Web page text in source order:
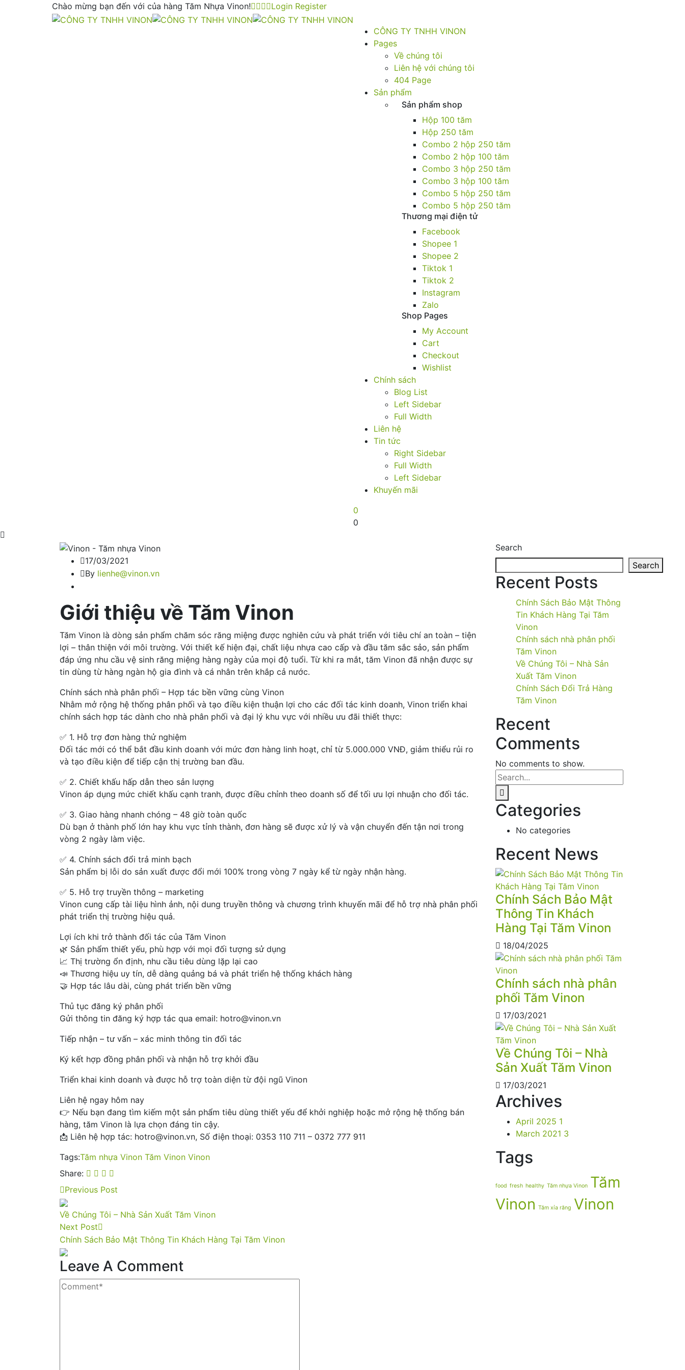
Chào mừng bạn đến với của hàng Tăm Nhựa Vinon! Login Register
CÔNG TY TNHH VINON
Pages
Về chúng tôi
Liên hệ với chúng tôi
404 Page
Sản phẩm
Sản phẩm shop
Hộp 100 tăm
Hộp 250 tăm
Combo 2 hộp 250 tăm
Combo 2 hộp 100 tăm
Combo 3 hộp 250 tăm
Combo 3 hộp 100 tăm
Combo 5 hộp 250 tăm
Combo 5 hộp 250 tăm
Thương mại điện tử
Facebook
Shopee 1
Shopee 2
Tiktok 1
Tiktok 2
Instagram
Zalo
Shop Pages
My Account
Cart
Checkout
Wishlist
Chính sách
Blog List
Left Sidebar
Full Width
Liên hệ
Tin tức
Right Sidebar
Full Width
Left Sidebar
Khuyến mãi
0
0
17/03/2021
By lienhe@vinon.vn
Giới thiệu về Tăm Vinon
Tăm Vinon là dòng sản phẩm chăm sóc răng miệng được nghiên cứu và phát triển với tiêu chí an toàn – tiện
lợi – thân thiện với môi trường. Với thiết kế hiện đại, chất liệu nhựa cao cấp và đầu tăm sắc sảo, sản phẩm
đáp ứng nhu cầu vệ sinh răng miệng hàng ngày của mọi độ tuổi. Từ khi ra mắt, tăm Vinon đã nhận được sự
tin dùng từ hàng ngàn hộ gia đình và cá nhân trên khắp cả nước.
Chính sách nhà phân phối – Hợp tác bền vững cùng Vinon
Nhằm mở rộng hệ thống phân phối và tạo điều kiện thuận lợi cho các đối tác kinh doanh, Vinon triển khai
chính sách hợp tác dành cho nhà phân phối và đại lý khu vực với nhiều ưu đãi thiết thực:
✅ 1. Hỗ trợ đơn hàng thử nghiệm
Đối tác mới có thể bắt đầu kinh doanh với mức đơn hàng linh hoạt, chỉ từ 5.000.000 VNĐ, giảm thiểu rủi ro
và tạo điều kiện để tiếp cận thị trường ban đầu.
✅ 2. Chiết khấu hấp dẫn theo sản lượng
Vinon áp dụng mức chiết khấu cạnh tranh, được điều chỉnh theo doanh số để tối ưu lợi nhuận cho đối tác.
✅ 3. Giao hàng nhanh chóng – 48 giờ toàn quốc
Dù bạn ở thành phố lớn hay khu vực tỉnh thành, đơn hàng sẽ được xử lý và vận chuyển đến tận nơi trong
vòng 2 ngày làm việc.
✅ 4. Chính sách đổi trả minh bạch
Sản phẩm bị lỗi do sản xuất được đổi mới 100% trong vòng 7 ngày kể từ ngày nhận hàng.
✅ 5. Hỗ trợ truyền thông – marketing
Vinon cung cấp tài liệu hình ảnh, nội dung truyền thông và chương trình khuyến mãi để hỗ trợ nhà phân phối
phát triển thị trường hiệu quả.
Lợi ích khi trở thành đối tác của Tăm Vinon
🌿 Sản phẩm thiết yếu, phù hợp với mọi đối tượng sử dụng
📈 Thị trường ổn định, nhu cầu tiêu dùng lặp lại cao
📣 Thương hiệu uy tín, dễ dàng quảng bá và phát triển hệ thống khách hàng
🤝 Hợp tác lâu dài, cùng phát triển bền vững
Thủ tục đăng ký phân phối
Gửi thông tin đăng ký hợp tác qua email: hotro@vinon.vn
Tiếp nhận – tư vấn – xác minh thông tin đối tác
Ký kết hợp đồng phân phối và nhận hỗ trợ khởi đầu
Triển khai kinh doanh và được hỗ trợ toàn diện từ đội ngũ Vinon
Liên hệ ngay hôm nay
👉 Nếu bạn đang tìm kiếm một sản phẩm tiêu dùng thiết yếu để khởi nghiệp hoặc mở rộng hệ thống bán
hàng, tăm Vinon là lựa chọn đáng tin cậy.
📩 Liên hệ hợp tác: hotro@vinon.vn, Số điện thoại: 0353 110 711 – 0372 777 911
Tags:Tăm nhựa Vinon Tăm Vinon Vinon
Share:
Previous Post
Về Chúng Tôi – Nhà Sản Xuất Tăm Vinon
Next Post
Chính Sách Bảo Mật Thông Tin Khách Hàng Tại Tăm Vinon
Leave A Comment
Search
Search
Recent Posts
Chính Sách Bảo Mật Thông
Tin Khách Hàng Tại Tăm
Vinon
Chính sách nhà phân phối
Tăm Vinon
Về Chúng Tôi – Nhà Sản
Xuất Tăm Vinon
Chính Sách Đổi Trả Hàng
Tăm Vinon
Recent
Comments
No comments to show.
Categories
No categories
Recent News
Chính Sách Bảo Mật
Thông Tin Khách
Hàng Tại Tăm Vinon
18/04/2025
Chính sách nhà phân
phối Tăm Vinon
17/03/2021
Về Chúng Tôi – Nhà
Sản Xuất Tăm Vinon
17/03/2021
Archives
April 2025 1
March 2021 3
Tags
food fresh healthy Tăm nhựa Vinon Tăm
Vinon Tăm xỉa răng Vinon